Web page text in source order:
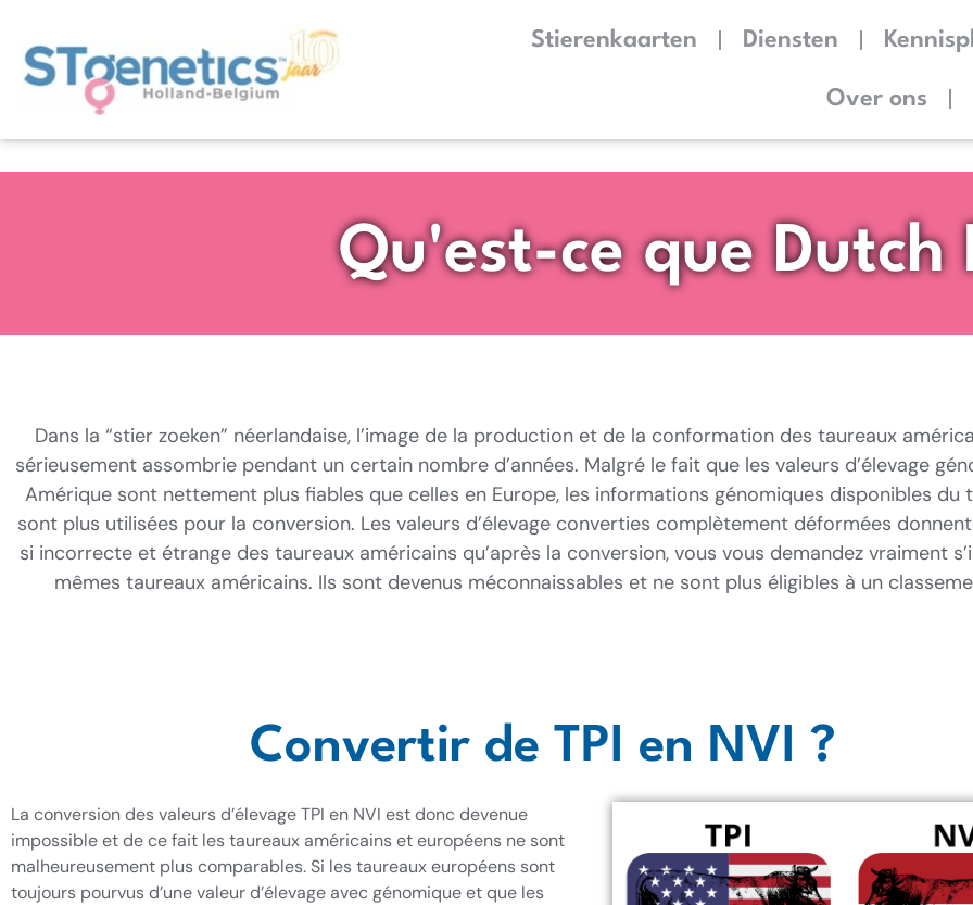
Stierenkaarten Diensten
Over ons
Qu'est-ce que Dutch
Dans la “stier zoeken” néerlandaise, l’image de la production et de la conformation des taureaux
sérieusement assombrie pendant un certain nombre d’années. Malgré le fait que les valeurs d’élevage
Amérique sont nettement plus fiables que celles en Europe, les informations génomiques disponibles du
sont plus utilisées pour la conversion. Les valeurs d’élevage converties complètement déformées
si incorrecte et étrange des taureaux américains qu’après la conversion, vous vous demandez vraiment
mêmes taureaux américains. Ils sont devenus méconnaissables et ne sont plus éligibles à un
Convertir de TPI en NVI ?
La conversion des valeurs d’élevage TPI en NVI est donc devenue
impossible et de ce fait les taureaux américains et européens ne sont
malheureusement plus comparables. Si les taureaux européens sont
toujours pourvus d’une valeur d’élevage avec génomique et que les